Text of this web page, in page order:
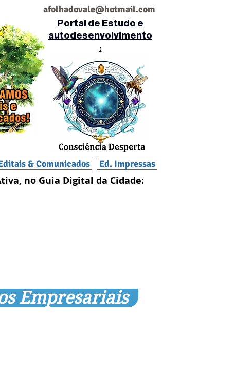
afolhadovale@hotmail.com
Portal de Estudo e
autodesenvolvimento
:
& Comunicados Ed. Impressas
no Guia Digital da Cidade:
Empresariais